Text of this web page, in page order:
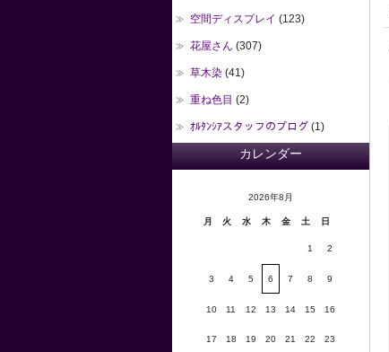
空間ディスプレイ (123)
花屋さん (307)
草木染 (41)
重ね色目 (2)
ｵﾙﾀﾝｼｱスタッフのブログ (1)
カレンダー
2026年8月
月 火 水 木 金 土 日
1 2
3 4 5 6 7 8 9
10 11 12 13 14 15 16
17 18 19 20 21 22 23